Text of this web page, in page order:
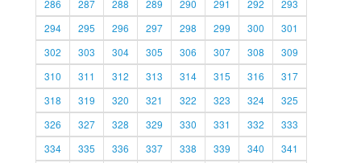
286
287 288 289 290 291 292
293
294
295 296 297 298 299 300
301
302
303 304 305 306 307 308
309
310
311 312 313 314 315 316
317
318
319 320 321 322 323 324
325
326
327 328 329 330 331 332
333
334
335 336 337 338 339 340
341